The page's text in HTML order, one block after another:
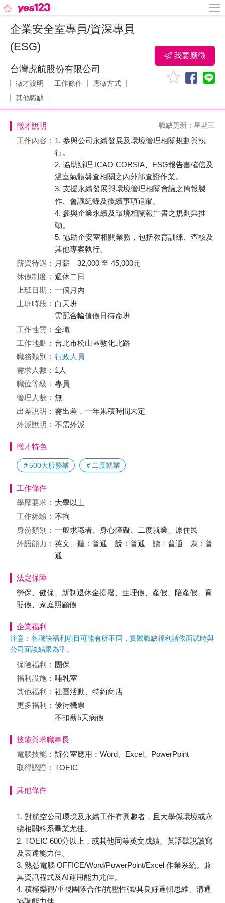
企業安全室專員/資深專員
(ESG)
台灣虎航股份有限公司
徵才說明 工作條件
應徵方式
其他職缺
我要應徵
徵才說明 職缺更新：星期三
工作內容： 1. 參與公司永續發展及環境管理相關規劃與執
行。
2. 協助辦理 ICAO CORSIA、ESG報告書確信及
溫室氣體盤查相關之內外部查證作業。
3. 支援永續發展與環境管理相關會議之簡報製
作、會議紀錄及後續事項追蹤。
4. 參與企業永續及環境相關報告書之規劃與推
動。
5. 協助企安室相關業務，包括教育訓練、查核及
其他專案執行。
薪資待遇： 月薪 32,000 至 45,000元
休假制度： 週休二日
上班日期： 一個月內
上班時段： 白天班
需配合輪值假日待命班
工作性質： 全職
工作地點： 台北市松山區敦化北路
職務類別： 行政人員
需求人數： 1人
職位等級： 專員
管理人數： 無
出差說明： 需出差，一年累積時間未定
外派說明： 不需外派
徵才特色
＃500大服務業 ＃二度就業
工作條件
學歷要求： 大學以上
工作經驗： 不拘
身份類別： 一般求職者、身心障礙、二度就業、原住民
外語能力： 英文→聽：普通 說：普通 讀：普通 寫：普
通
法定保障
勞保、健保、新制退休金提撥、生理假、產假、陪產假、育
嬰假、家庭照顧假
企業福利
注意：各職缺福利項目可能有所不同，實際職缺福利請依面試時與
公司面談結果為準。
保險福利： 團保
福利設施： 哺乳室
其他福利： 社團活動、特約商店
更多福利： 優待機票
不扣薪5天病假
技能與求職專長
電腦技能： 辦公室應用：Word、Excel、PowerPoint
取得認證： TOEIC
其他條件
1. 對航空公司環境及永續工作有興趣者，且大學係環境或永
續相關科系畢業尤佳。
2. TOEIC 600分以上，或其他同等英文成績。英語聽說讀寫
及表達能力佳。
3. 熟悉電腦 OFFICE/Word/PowerPoint/Excel 作業系統。兼
具資訊程式及AI運用能力尤佳。
4. 積極樂觀/重視團隊合作/抗壓性強/具良好邏輯思維、溝通
協調能力佳。